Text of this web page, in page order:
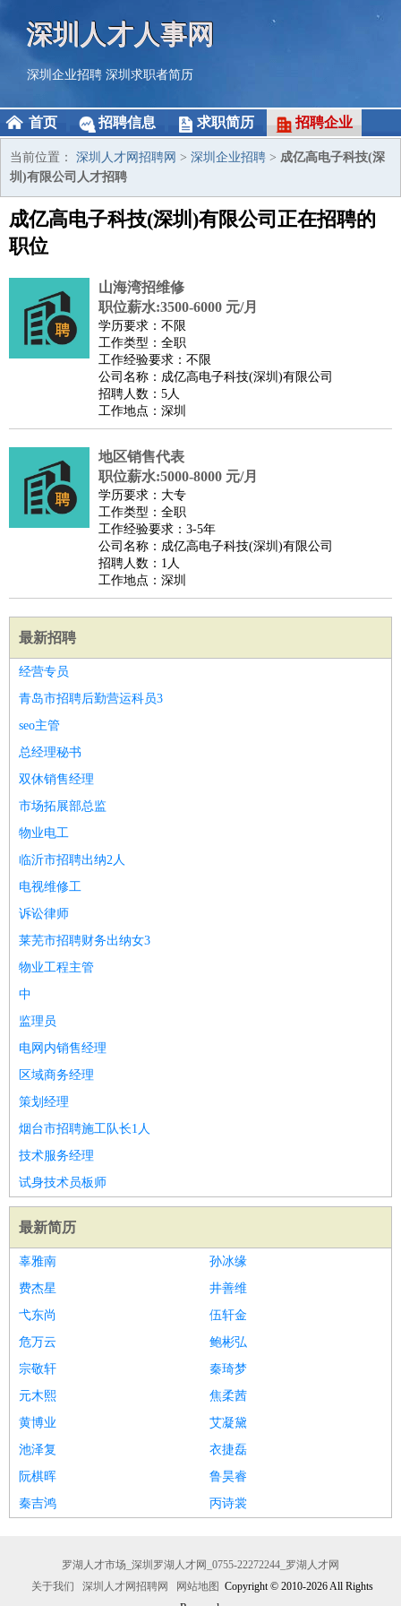
深圳人才人事网
深圳企业招聘 深圳求职者简历
首页 招聘信息 求职简历 招聘企业
当前位置： 深圳人才网招聘网 > 深圳企业招聘 > 成亿高电子科技(深
圳)有限公司人才招聘
成亿高电子科技(深圳)有限公司正在招聘的
职位
山海湾招维修
职位薪水:3500-6000 元/月
学历要求：不限
工作类型：全职
工作经验要求：不限
公司名称：成亿高电子科技(深圳)有限公司
招聘人数：5人
工作地点：深圳
地区销售代表
职位薪水:5000-8000 元/月
学历要求：大专
工作类型：全职
工作经验要求：3-5年
公司名称：成亿高电子科技(深圳)有限公司
招聘人数：1人
工作地点：深圳
最新招聘
经营专员
青岛市招聘后勤营运科员3
seo主管
总经理秘书
双休销售经理
市场拓展部总监
物业电工
临沂市招聘出纳2人
电视维修工
诉讼律师
莱芜市招聘财务出纳女3
物业工程主管
中
监理员
电网内销售经理
区域商务经理
策划经理
烟台市招聘施工队长1人
技术服务经理
试身技术员板师
最新简历
辜雅南
孙冰缘
费杰星
井善维
弋东尚
伍轩金
危万云
鲍彬弘
宗敬轩
秦琦梦
元木熙
焦柔茜
黄博业
艾凝黛
池泽复
衣捷磊
阮棋晖
鲁昊睿
秦吉鸿
丙诗裳
罗湖人才市场_深圳罗湖人才网_0755-22272244_罗湖人才网
关于我们
深圳人才网招聘网 网站地图 Copyright © 2010-2026 All Rights